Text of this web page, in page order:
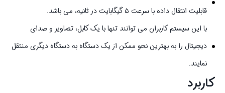
قابلیت انتقال داده با سرعت ۵ گیگابایت در ثانیه، می باشد.
با این سیستم کاربران می توانند تنها با یک کابل، تصاویر و صدای
دیجیتال را به بهترین نحو ممکن از یک دستگاه به دستگاه دیگری منتقل
نمایند.
کاربرد